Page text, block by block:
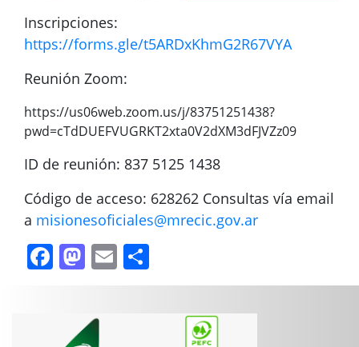
Inscripciones:
https://forms.gle/t5ARDxKhmG2R67VYA
Reunión Zoom:
https://us06web.zoom.us/j/83751251438?
pwd=cTdDUEFVUGRKT2xta0V2dXM3dFJVZz09
ID de reunión: 837 5125 1438
Código de acceso: 628262 Consultas vía email
a misionesoficiales@mrecic.gov.ar
Facebook
Mastodon
Email